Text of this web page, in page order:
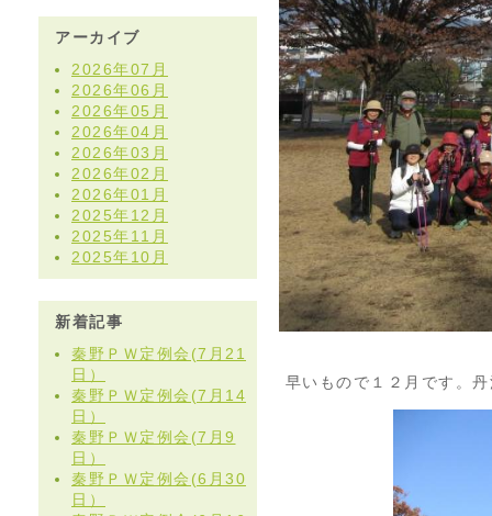
アーカイブ
2026年07月
2026年06月
2026年05月
2026年04月
2026年03月
2026年02月
2026年01月
2025年12月
2025年11月
2025年10月
新着記事
秦野ＰＷ定例会(7月21
日）
秦野ＰＷ定例会(7月14
日）
秦野ＰＷ定例会(7月9
日）
秦野ＰＷ定例会(6月30
日）
早いもので１２月です。